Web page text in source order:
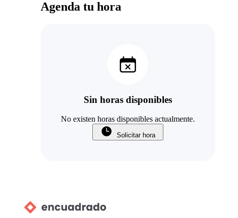
Agenda tu hora
Sin horas disponibles
No existen horas disponibles actualmente.
Solicitar hora